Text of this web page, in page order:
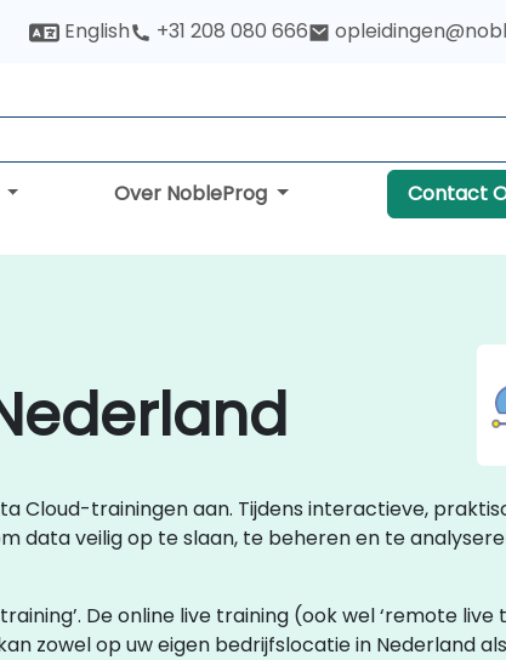
English +31 208 080 666
Over NobleProg Contact
Cloud-trainingen aan. Tijdens interactieve,
data veilig op te slaan, te beheren en te
De online live training (ook wel ‘remote live
zowel op uw eigen bedrijfslocatie in Nederland